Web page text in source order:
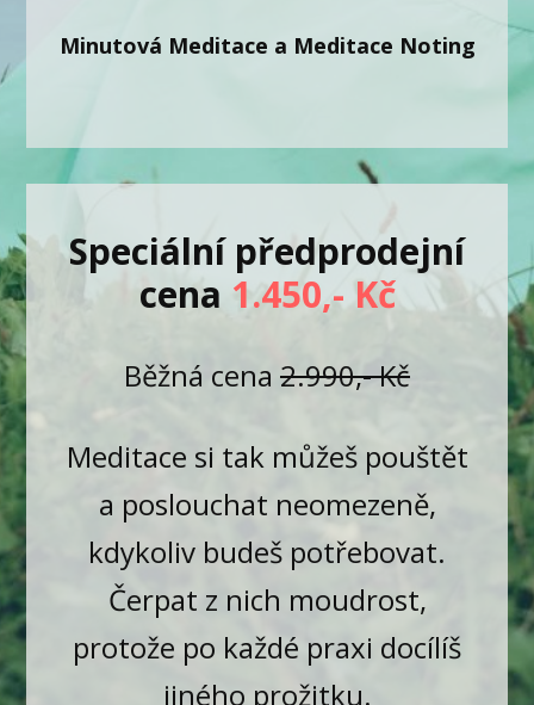
Minutová Meditace a Meditace Noting
Speciální předprodejní
cena 1.450,- Kč
Běžná cena 2.990,- Kč
Meditace si tak můžeš pouštět
a poslouchat neomezeně,
kdykoliv budeš potřebovat.
Čerpat z nich moudrost,
protože po každé praxi docílíš
jiného prožitku.